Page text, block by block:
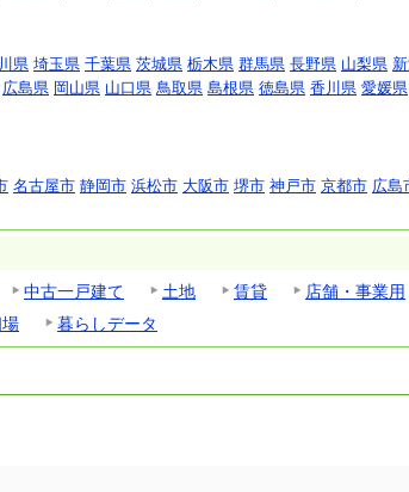
県 埼玉県 千葉県 茨城県 栃木県 群馬県 長野県 山梨県
広島県 岡山県 山口県 鳥取県 島根県 徳島県 香川県 愛媛県
名古屋市 静岡市 浜松市 大阪市 堺市 神戸市 京都市 広島
中古一戸建て 土地 賃貸 店舗・事業用
暮らしデータ